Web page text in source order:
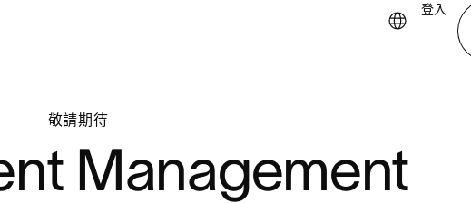
登入
敬請期待
Management